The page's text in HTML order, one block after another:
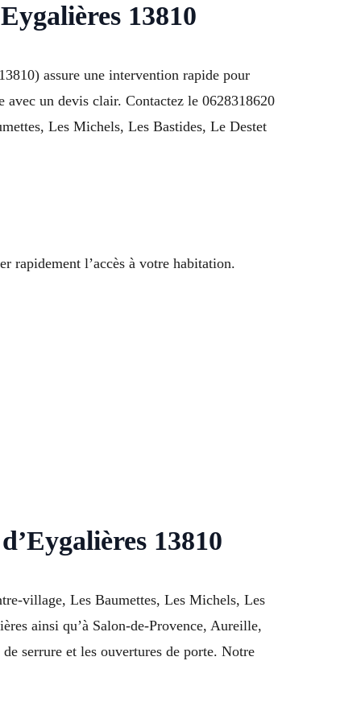
13810
assure une intervention rapide pour
un devis clair. Contactez le 0628318620
Les Michels, Les Bastides, Le Destet
rapidement l’accès à votre habitation.
13810
village, Les Baumettes, Les Michels, Les
ainsi qu’à Salon-de-Provence, Aureille,
serrure et les ouvertures de porte. Notre